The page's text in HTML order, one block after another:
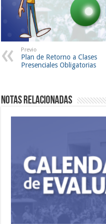
Previo
Plan de Retorno a Clases
Presenciales Obligatorias
Notas Relacionadas